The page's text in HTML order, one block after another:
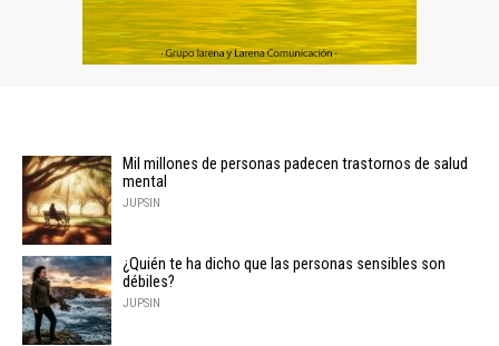
Mil millones de personas padecen trastornos de salud
mental
JUPSIN
¿Quién te ha dicho que las personas sensibles son
débiles?
JUPSIN